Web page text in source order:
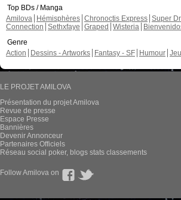
Top BDs / Manga
Amilova
Hémisphères Chronoctis Express Super
Connection Sethxfaye Graped Wisteria
Genre
Action
Dessins - Artworks Fantasy - SF Humour
LE PROJET AMILOVA
Présentation du projet Amilova
Revue de presse
Espace Presse
Bannières
Devenir Annonceur
Partenaires Officiels
Réseau social poker, blogs stats classements
Follow Amilova on